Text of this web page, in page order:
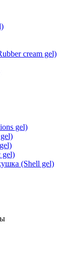
cream gel)
gel)
gel)
(Shell gel)